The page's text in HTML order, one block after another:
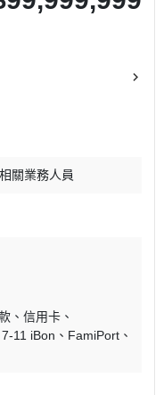
關業務人員
信用卡
7-11 iBon
FamiPort